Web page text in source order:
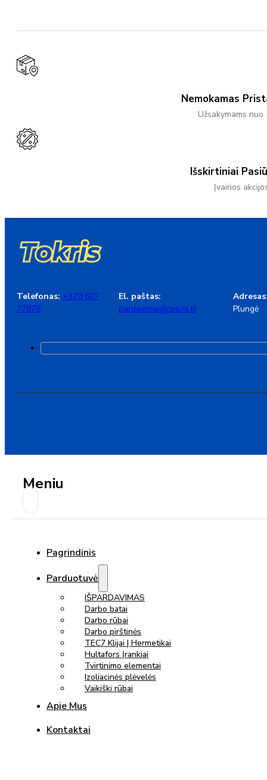
Has
The
Be
Chosen
On
Nemokamas
Užsakymams nuo
Išskirtiniai
Įvairios
Telefonas: +370 607
77878
El. paštas:
pardavimai@tokris.lt
Plungė
Meniu
Pagrindinis
Parduotuvė
IŠPARDAVIMAS
Darbo batai
Darbo rūbai
Darbo pirštinės
TEC7 Klijai | Hermetikai
Hultafors Įrankiai
Tvirtinimo elementai
Izoliacinės plėvelės
Vaikiški rūbai
Apie Mus
Kontaktai